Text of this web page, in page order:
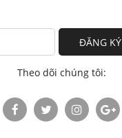
ĐĂNG KÝ
Theo dõi chúng tôi: